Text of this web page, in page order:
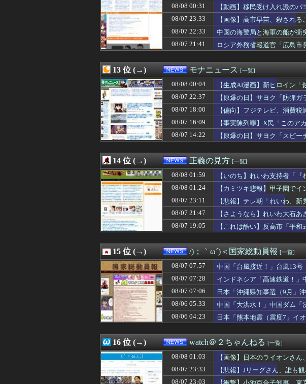
08/07 20:55
コメ 損切り加速ｗｗｗｗｗｗｗｗｗ
08/07 20:55
中国メディア 日本が中国へのフォトレジ
08/07 20:47
デニー支援の小沢一郎氏（一般人）、辺野
08/07 20:41
KDDIの松田社長｢楽天モバイルへのau回線
08/07 20:40
【P】エッセイスト「原爆を二度と使わせ
08/07 20:33
【悲報】日本、高市円安ホクホクなのに上
08/07 20:30
元れいわ新選組代表・山本太郎さん、現在
08/07 20:29
経済崩壊の中国・広東省の工場にて経営者
08/07 20:20
「14歳の少年に挿入を…」性器に火をつけ
08/07 20:12
【悲報】カズレーザー、車の任意保険にブ
08/07 20:10
【速報】日銀植田総裁「今後は女性の正社
08/07 20:09
小沢一郎氏、デニー氏の沖縄知事選支援を
08/07 20:09
「日本は危険だ」と吹聴したのを真に受け
08/07 20:08
【悲報】極左活動家、平和記念公園で「
08/07 20:05
【悲報】Googleのエンジニア「AIで仕事が
08/07 20:05
【悲報】ロシア、じわじわと逝き始める
08/07 20:05
ワイルドベリーズ経営陣、倉庫の商品を持
08/07 20:02
職員がバスローブ姿でオンライン会見に
08/07 20:00
食品消費税1％へ歴史的減税 高市首相“ご
08/07 20:00
有名配信者さん、ジャングリア沖縄を酷
08/07 20:00
【悲報】町のお弁当屋さん「申し訳ないが
08/07 20:00
れいわ新選組の新党名は「いのちの党」
08/07 20:00
【東京】東京駅近くに「地下シェルター」
08/07 19:55
韓国メディア 韓国サッカーのイメージが
08/07 19:54
【悲報】ロシア報道官「広島市長は毎年、
08/07 19:46
太陽光発電所で、銅線およそ2.2トン（時
08/08 00:31
【動画】移民受け入れ派の
08/07 23:33
【画像】高市早苗、殺され
08/07 22:33
中国の海警局と海軍の船が
08/07 21:41
ロシア外務省報道官「広島
13 位 (→) モナニュース [一覧]
08/08 00:04
【生成AI漫画】新ヒロイン
08/07 22:37
【原爆の日】サヨク「防弾
んてなかった！」→石破茂＆
08/07 18:00
【偏向】フジテレビ、消費
08/07 16:09
【事実陳列罪】X民「このア
してるこのポストが一番気持
08/07 14:22
【原爆の日】サヨク「スピ
14 位 (→) 正義の見方 [一覧]
08/08 01:59
【いのち】れいわ支持者「
→かわりにピッタリの名称が
08/08 01:24
【カミツキ悲報】甲子園で
08/07 23:11
【悲報】テレ朝「れいわ、
08/07 21:47
【さようなら】れいわ大石
08/07 19:05
【これは酷い】反高市「平
15 位 (→) /)；｀ω´)＜国家総動員報 [一覧]
08/07 07:57
中国「台風接近！」台風13
急放流（決壊危機」中国「下
08/07 07:28
インドネシア「高速鉄道！」
インドネシア「700km延伸
08/07 07:06
日本「沖縄県知事選（9月」
ｹﾞﾊﾞ」特別調査委員会「同
08/06 05:33
中国「大洪水！」中国ダム「
隊動画も削除」台風13号「
08/06 04:23
日本「熊本地震（震度7」イ
16 位 (→) watch＠２ちゃんねる [一覧]
08/08 01:03
【画像】日本のライオンさ
08/07 23:33
【悲報】Jリーグさん、誰も
08/07 23:03